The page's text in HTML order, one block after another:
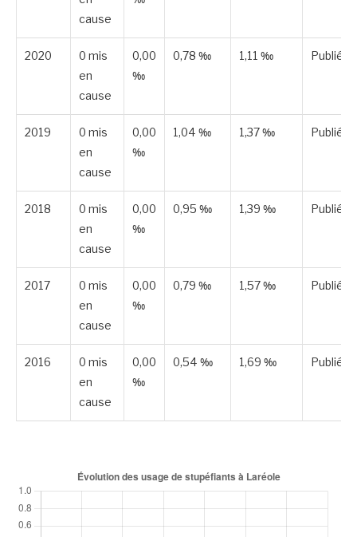
cause
2020
0 mis
en
cause
0,00
‰
0,78 ‰ 1,11 ‰ Publiée
2019
0 mis
en
cause
0,00
‰
1,04 ‰ 1,37 ‰ Publiée
2018
0 mis
en
cause
0,00
‰
0,95 ‰ 1,39 ‰ Publiée
2017
0 mis
en
cause
0,00
‰
0,79 ‰ 1,57 ‰ Publiée
2016
0 mis
en
cause
0,00
‰
0,54 ‰ 1,69 ‰ Publiée